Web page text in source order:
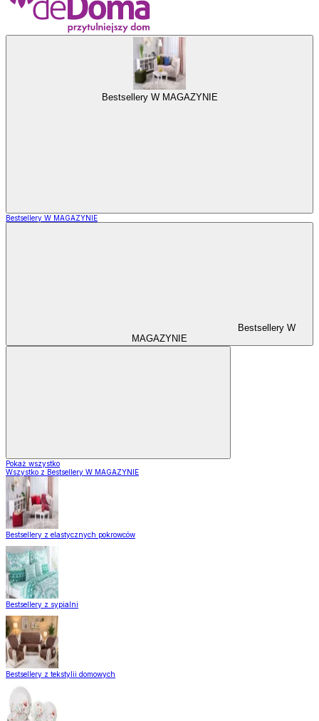
Bestsellery W MAGAZYNIE
Bestsellery W MAGAZYNIE
Bestsellery W
MAGAZYNIE
Pokaż wszystko
Wszystko z Bestsellery W MAGAZYNIE
Bestsellery z elastycznych pokrowców
Bestsellery z sypialni
Bestsellery z tekstylii domowych